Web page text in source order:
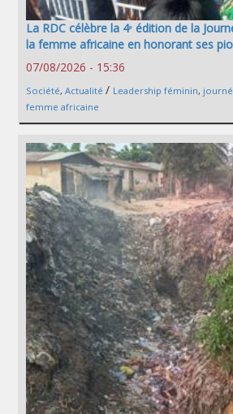
La RDC célèbre la 4ᵉ édition de la
la femme africaine en honorant ses
07/08/2026 - 15:36
Société, Actualité / Leadership féminin,
femme africaine